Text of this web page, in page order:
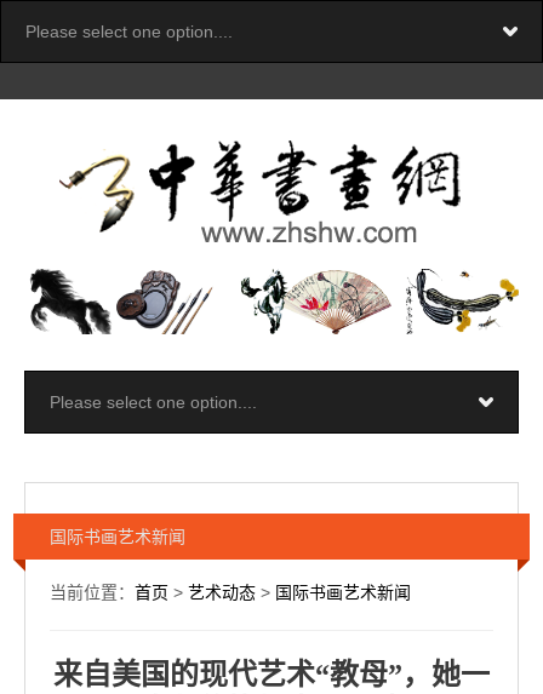
国际书画艺术新闻
当前位置： 首页 > 艺术动态 > 国际书画艺术新闻
来自美国的现代艺术“教母”，她一